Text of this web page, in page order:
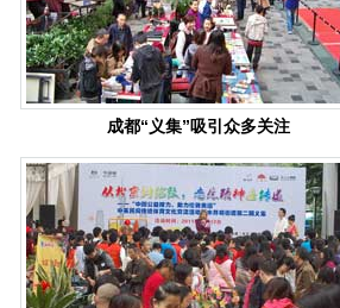
成都“义集”吸引众多关注